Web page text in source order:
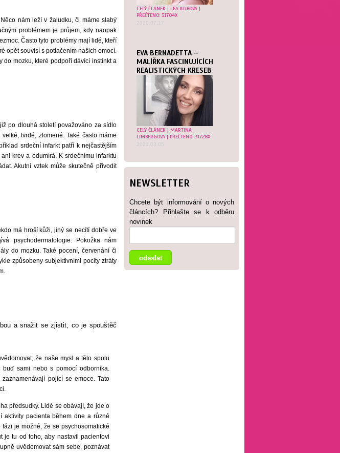
CELÝ ČLÁNEK | LEA KUBOVÁ |
PŘEČTENO: 31704X
2020.07.17
EVA BERNADETTA –
MALÍŘKA FASCINUJÍCÍCH
REALISTICKÝCH KRESEB
CELÝ ČLÁNEK | MARTINA
LIMBERGOVÁ | PŘEČTENO: 31728X
2021.03.05
NEWSLETTER
Chcete být informování o nových
článcích? Přihlašte se k odběru
novinek
nám leží v žaludku, či máme slabý
problémem je průjem, kdy naopak
Často tyto problémy mají lidé, kteří
opět souvisí s potlačením našich emocí.
do mozku, které podpoří dávící instinkt a
po dlouhá století považováno za sídlo
tvrdé, zlomené. Také často máme
srdeční infarkt patří k nejčastějším
krev a odumírá. K srdečnímu infarktu
Akutní vztek může skutečně přivodit
má hroší kůži, jiný se necítí dobře ve
psychodermatologie. Pokožka nám
do mozku. Také pocení, červenání či
způsobeny subjektivními pocity ztráty
a snažit se zjistit, co je spouštěč
že naše mysl a tělo spolu
sami nebo s pomocí odborníka.
pojící se emoce. Tato
předsudky. Lidé se obávají, že jde o
aktivity pacienta během dne a různé
je možné, že se psychosomatické
je tu od toho, aby nastavil pacientovi
uvědomovat sám sebe, poznávat